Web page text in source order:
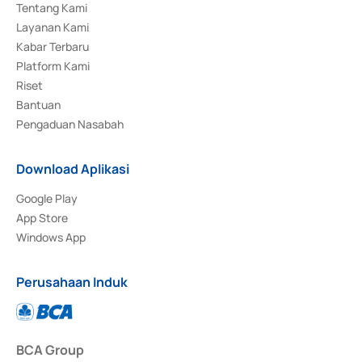
Tentang Kami
Layanan Kami
Kabar Terbaru
Platform Kami
Riset
Bantuan
Pengaduan Nasabah
Download Aplikasi
Google Play
App Store
Windows App
Perusahaan Induk
BCA Group